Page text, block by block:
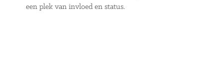
een plek van invloed en status.